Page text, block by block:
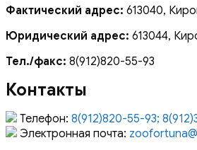
Фактический адрес: 613040,
Юридический адрес: 613044,
Тел./факс: 8(912)820-55-93
Контакты
Телефон: 8(912)820-55-93;
Электронная почта: